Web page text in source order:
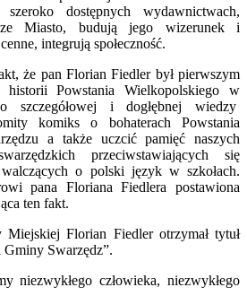
dostępnych wydawnictwach,
Miasto, budują jego wizerunek i
integrują społeczność.
że pan Florian Fiedler był pierwszym
Powstania Wielkopolskiego w
szczegółowej i dogłębnej wiedzy
komiks o bohaterach Powstania
a także uczcić pamięć naszych
przeciwstawiających się
walczących o polski język w szkołach.
pana Floriana Fiedlera postawiona
ten fakt.
Florian Fiedler otrzymał tytuł
Gminy Swarzędz”.
niezwykłego człowieka, niezwykłego